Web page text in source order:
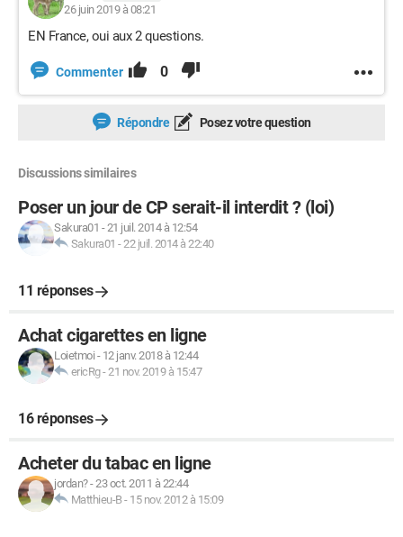
26 juin 2019 à 08:21
EN France, oui aux 2 questions.
Commenter 0
Répondre Posez votre question
Discussions similaires
Poser un jour de CP serait-il interdit ? (loi)
Sakura01 -21 juil. 2014 à 12:54
Sakura01 -22 juil. 2014 à 22:40
11 réponses
Achat cigarettes en ligne
Loietmoi - 12 janv. 2018 à 12:44
ericRg-21 nov. 2019 à 15:47
16 réponses
Acheter du tabac en ligne
jordan?-23 oct. 2011 à 22:44
Matthieu-B- 15 nov. 2012 à 15:09